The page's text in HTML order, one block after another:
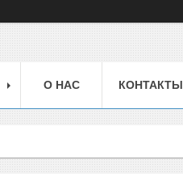
О НАС КОНТАКТЫ